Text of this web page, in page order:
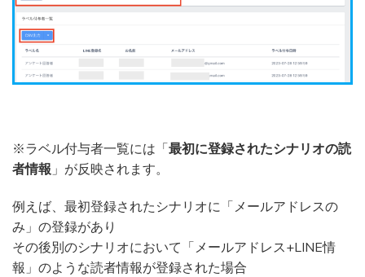
※ラベル付与者一覧には「最初に登録されたシナリオの読
者情報 」が反映されます。
例えば、最初登録されたシナリオに「メールアドレスの
み」の登録があり
その後別のシナリオにおいて「メールアドレス+LINE情
報」のような読者情報が登録された場合